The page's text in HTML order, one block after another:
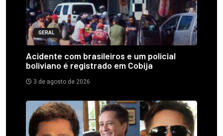
GERAL
Acidente com brasileiros e um policial
boliviano é registrado em Cobija
3 de agosto de 2026